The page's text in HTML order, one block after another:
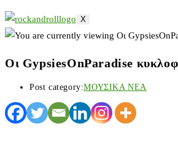
X
Οι GypsiesOnParadise
Post category:ΜΟΥΣΙΚΑ ΝΕΑ